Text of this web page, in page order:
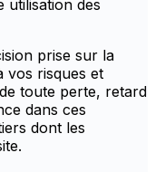
utilisation des
prise sur la
vos risques et
toute perte, retard
dans ces
dont les